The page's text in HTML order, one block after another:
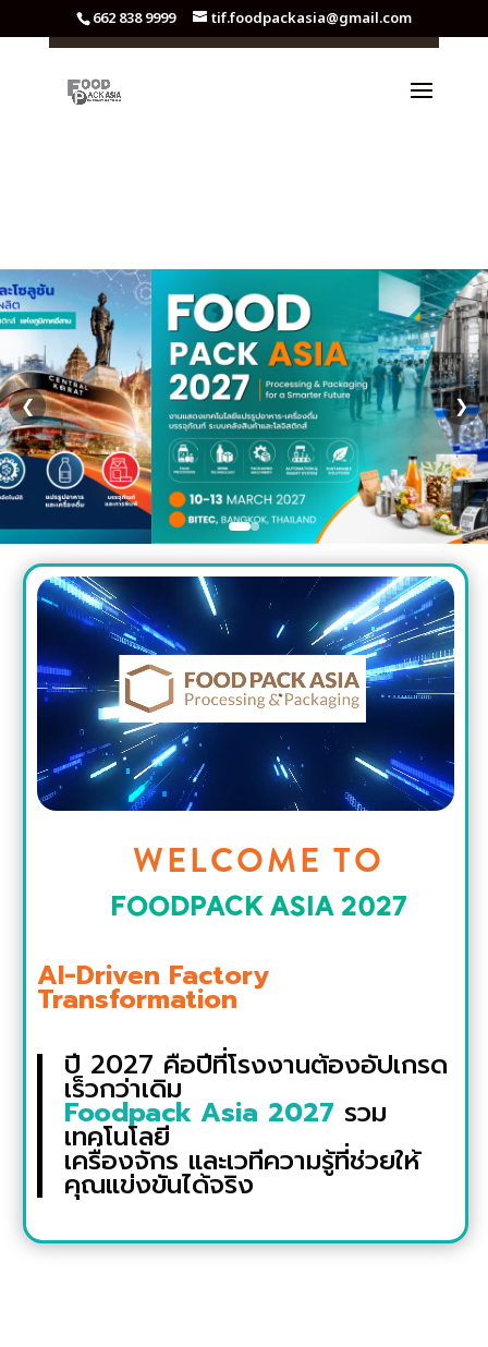
662 838 9999 tif.foodpackasia@gmail.com
❮ ❯
WELCOME TO
FOODPACK ASIA 2027
AI-Driven Factory
Transformation
ปี 2027 คือปีที่โรงงานต้องอัปเกรด
เร็วกว่าเดิม
Foodpack Asia 2027 รวม
เทคโนโลยี
เครื่องจักร และเวทีความรู้ที่ช่วยให้
คุณแข่งขันได้จริง